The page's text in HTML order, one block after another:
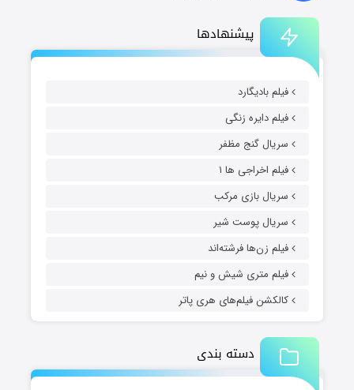
پیشنهادها
فیلم بادیگارد
فیلم دایره زنگی
سریال گنج مظفر
فیلم اخراجی ها ۱
سریال بازی مرکب
سریال پوست شیر
فیلم زن‌ها فرشته‌اند
فیلم متری شیش و نیم
کالکشن فیلم‌های هری پاتر
دسته بندی